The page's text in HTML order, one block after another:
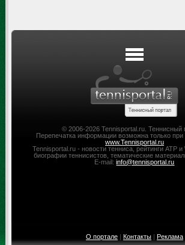
© 2006-2026 Tennisportal.ru. Теннисный
Перепечатка информации возможна только при
www.Tennisportal.ru
Tennisportal.ru - новости тенниса, рейтинги ATP
биографии теннисистов, тематические
E-mail:info@tennisportal.ru
О портале| Контакты| Реклама